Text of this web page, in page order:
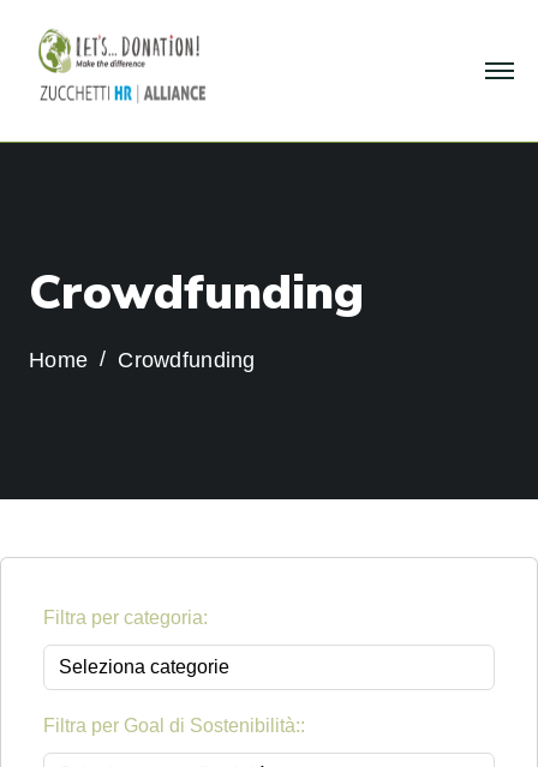
Crowdfunding
Home Crowdfunding
Filtra per categoria:
Filtra per Goal di Sostenibilità::